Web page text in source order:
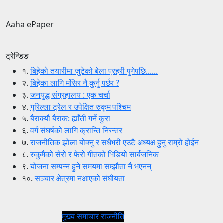
Aaha ePaper
ट्रेन्डिङ
१.बिहेको तयारीमा जुटेको बेला प्रहरी पुगेपछि......
२.बिहेका लागि मंसिर नै कुर्नु पर्छर ?
३.जनयुद्ध संग्रहालय : एक चर्चा
४.गुरिल्ला ट्रेल र उपेक्षित रुकुम पश्चिम
५.बैराक्यौ बैराक: ह्याँती गर्ने कुरा
६.वर्ग संघर्षको लागि क्रान्ति निरन्तर
७.राजनीतिक झोला बोक्नु र सधैंभरी एउटै अध्यक्ष हुनु राम्रो होईन
८.रुकुमैको सेरो र फेरो गीतको भिडियो सार्बजनिक
९.योजना सम्पन्न हुने समयमा सम्झौता नै भएनन्
१०.सञ्चार क्षेत्रमा नआएको संघीयता
मुख्य समाचारराजनीति